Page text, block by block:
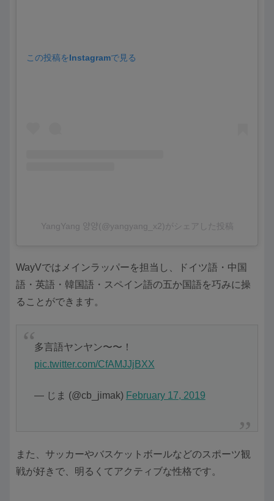
この投稿をInstagramで見る
YangYang 양양(@yangyang_x2)がシェアした投稿
WayVではメインラッパーを担当し、ドイツ語・中国
語・英語・韓国語・スペイン語の五か国語を巧みに操
ることができます。
多言語ヤンヤン〜〜！
pic.twitter.com/CfAMJJjBXX
— じま (@cb_jimak) February 17, 2019
また、サッカーやバスケットボールなどのスポーツ観
戦が好きで、明るくてアクティブな性格です。